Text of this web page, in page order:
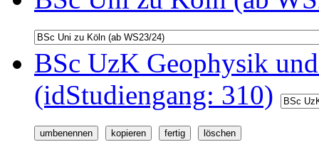
BSc UzK Geophysik
(idStudiengang: 310)